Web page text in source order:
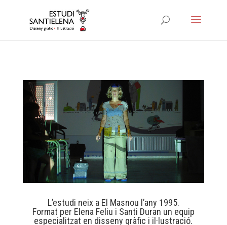
L’estudi neix a El Masnou l’any 1995.
Format per Elena Feliu i Santi Duran un equip
especialitzat en disseny gràfic i il·lustració.